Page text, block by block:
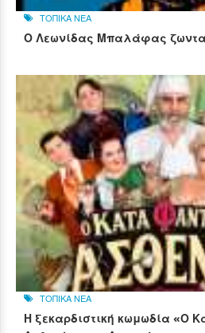
ΤΟΠΙΚΑ ΝΕΑ
Ο Λεωνίδας Μπαλάφας
ΤΟΠΙΚΑ ΝΕΑ
Η ξεκαρδιστική κωμωδία «Ο